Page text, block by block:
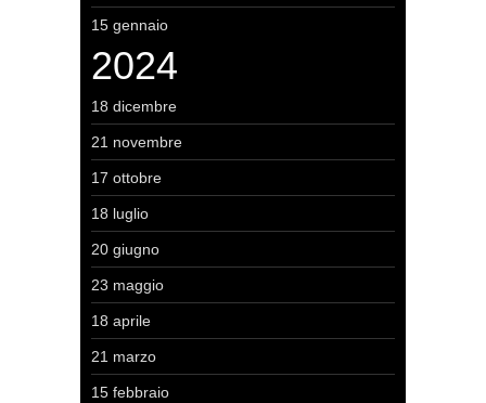
15 gennaio
2024
18 dicembre
21 novembre
17 ottobre
18 luglio
20 giugno
23 maggio
18 aprile
21 marzo
15 febbraio